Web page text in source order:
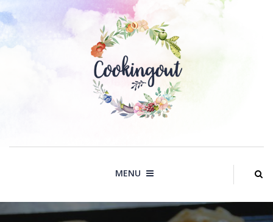
to
MENU